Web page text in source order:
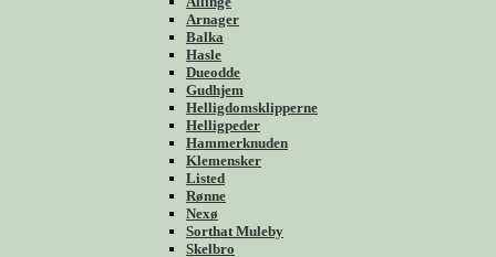
Arnager
Balka
Hasle
Dueodde
Gudhjem
Helligdomsklipperne
Helligpeder
Hammerknuden
Klemensker
Listed
Rønne
Nexø
Sorthat Muleby
Skelbro